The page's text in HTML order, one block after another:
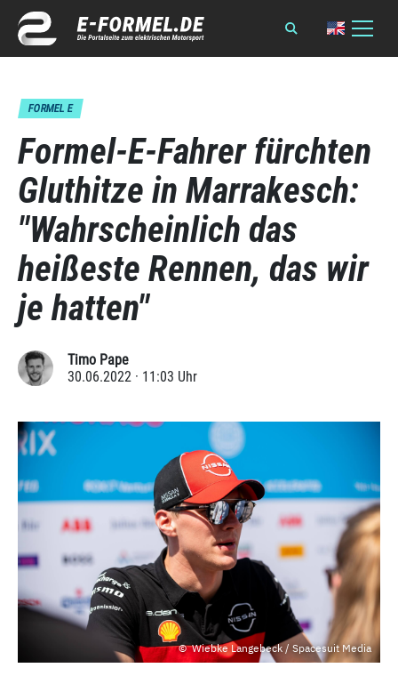
FORMEL E
Formel-E-Fahrer fürchten
Gluthitze in Marrakesch:
"Wahrscheinlich das
heißeste Rennen, das wir
je hatten"
Timo Pape
30.06.2022 · 11:03 Uhr
Wiebke Langebeck / Spacesuit Media